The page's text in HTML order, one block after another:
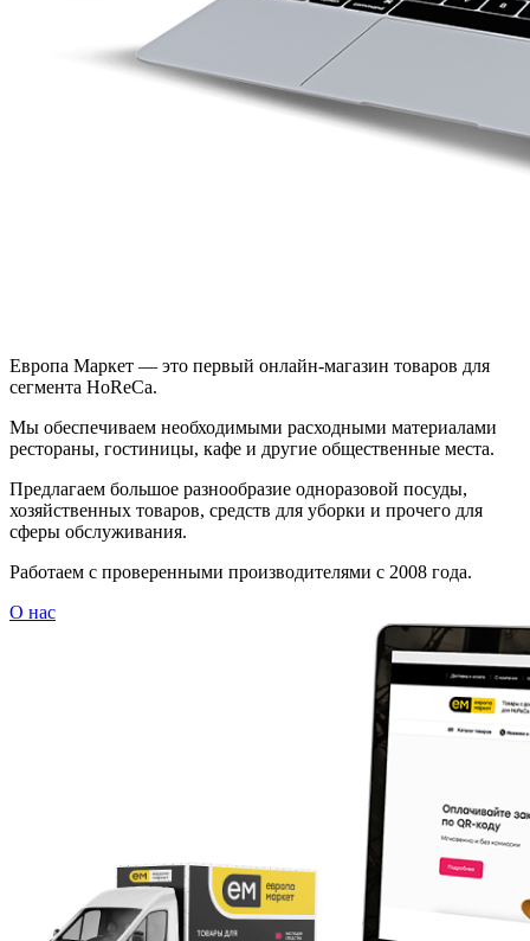
Европа Маркет — это первый онлайн-магазин товаров для
сегмента HoReCa.
Мы обеспечиваем необходимыми расходными материалами
рестораны, гостиницы, кафе и другие общественные места.
Предлагаем большое разнообразие одноразовой посуды,
хозяйственных товаров, средств для уборки и прочего для
сферы обслуживания.
Работаем с проверенными производителями с 2008 года.
О нас